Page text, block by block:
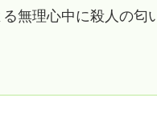
る無理心中に殺人の